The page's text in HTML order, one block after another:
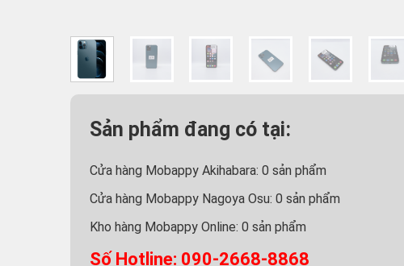
Sản phẩm đang có tại:
Cửa hàng Mobappy Akihabara: 0 sản phẩm
Cửa hàng Mobappy Nagoya Osu: 0 sản phẩm
Kho hàng Mobappy Online: 0 sản phẩm
Số Hotline: 090-2668-8868